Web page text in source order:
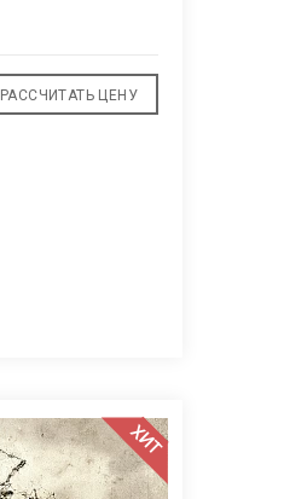
РАССЧИТАТЬ ЦЕНУ
ХИТ